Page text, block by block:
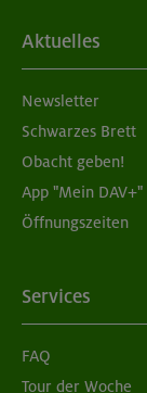
Aktuelles
Newsletter
Schwarzes Brett
Obacht geben!
App "Mein DAV+"
Öffnungszeiten
Services
FAQ
Tour der Woche